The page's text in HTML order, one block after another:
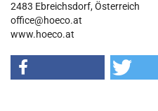
2483 Ebreichsdorf, Österreich
office@hoeco.at
www.hoeco.at